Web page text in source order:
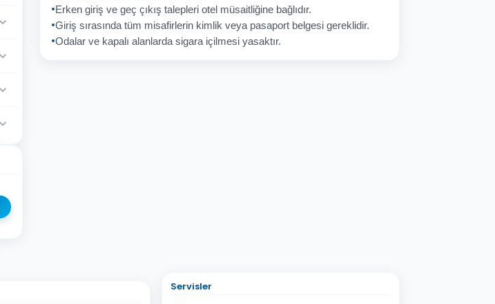
Erken giriş ve geç çıkış talepleri otel müsaitliğine bağlıdır.
Giriş sırasında tüm misafirlerin kimlik veya pasaport belgesi gereklidir.
Odalar ve kapalı alanlarda sigara içilmesi yasaktır.
Servisler